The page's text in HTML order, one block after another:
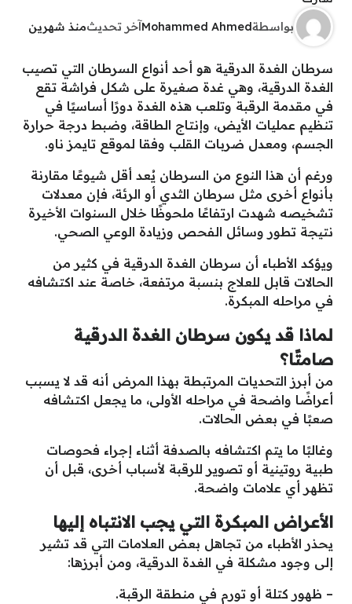
بواسطةMohammed Ahmedآخر تحديثمنذ شهرين
سرطان الغدة الدرقية هو أحد أنواع السرطان التي تصيب
الغدة الدرقية، وهي غدة صغيرة على شكل فراشة تقع
في مقدمة الرقبة وتلعب هذه الغدة دورًا أساسيًا في
تنظيم عمليات الأيض، وإنتاج الطاقة، وضبط درجة حرارة
الجسم، ومعدل ضربات القلب وفقا لموقع تايمز ناو.
ورغم أن هذا النوع من السرطان يُعد أقل شيوعًا مقارنة
بأنواع أخرى مثل سرطان الثدي أو الرئة، فإن معدلات
تشخيصه شهدت ارتفاعًا ملحوظًا خلال السنوات الأخيرة
نتيجة تطور وسائل الفحص وزيادة الوعي الصحي.
ويؤكد الأطباء أن سرطان الغدة الدرقية في كثير من
الحالات قابل للعلاج بنسبة مرتفعة، خاصة عند اكتشافه
في مراحله المبكرة.
لماذا قد يكون سرطان الغدة الدرقية
صامتًا؟
من أبرز التحديات المرتبطة بهذا المرض أنه قد لا يسبب
أعراضًا واضحة في مراحله الأولى، ما يجعل اكتشافه
صعبًا في بعض الحالات.
وغالبًا ما يتم اكتشافه بالصدفة أثناء إجراء فحوصات
طبية روتينية أو تصوير للرقبة لأسباب أخرى، قبل أن
تظهر أي علامات واضحة.
الأعراض المبكرة التي يجب الانتباه إليها
يحذر الأطباء من تجاهل بعض العلامات التي قد تشير
إلى وجود مشكلة في الغدة الدرقية، ومن أبرزها:
– ظهور كتلة أو تورم في منطقة الرقبة.